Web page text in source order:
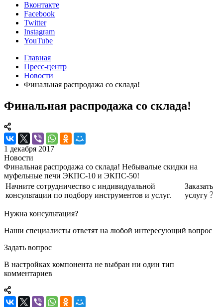
Вконтакте
Facebook
Twitter
Instagram
YouTube
Главная
Пресс-центр
Новости
Финальная распродажа со склада!
Финальная распродажа со склада!
1 декабря 2017
Новости
Финальная распродажа со склада! Небывалые скидки на
муфельные печи ЭКПС-10 и ЭКПС-50!
Начните сотрудничество с индивидуальной
консультации по подбору инструментов и услуг.
Заказать
услугу
Нужна консультация?
Наши специалисты ответят на любой интересующий вопрос
Задать вопрос
В настройках компонента не выбран ни один тип
комментариев